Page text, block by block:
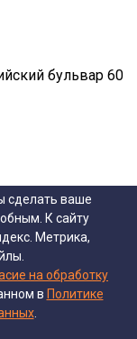
сделать ваше
К cайту
Метрика,
на обработку
в Политике
.
бульвар 60